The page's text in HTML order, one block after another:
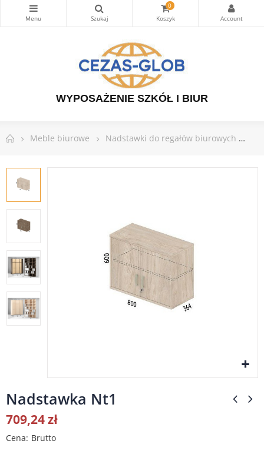
0
WYPOSAŻENIE SZKÓŁ I BIUR
Meble biurowe Nadstawki do regałów biurowych
Nadstawka Nt1
709,24 zł
Cena Brutto